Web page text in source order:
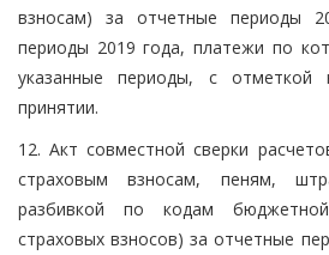
взносам) за отчетные периоды
периоды 2019 года, платежи по
указанные периоды, с отметкой
принятии.
12. Акт совместной сверки
страховым взносам, пеням,
разбивкой по кодам
страховых взносов) за отчетные